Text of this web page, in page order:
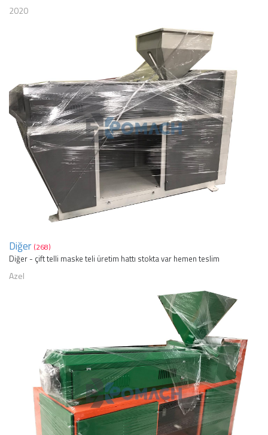
2020
Diğer (268)
Diğer - çift telli maske teli üretim hattı stokta var hemen teslim
Azel